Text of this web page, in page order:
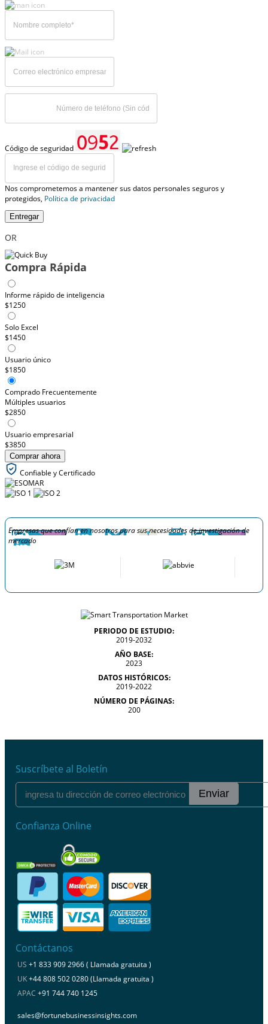
Código de seguridad
Nos comprometemos a mantener sus datos personales seguros y
protegidos, Política de privacidad
Entregar
OR
Compra Rápida
Informe rápido de inteligencia
$1250
Solo Excel
$1450
Usuario único
$1850
Comprado Frecuentemente
Múltiples usuarios
$2850
Usuario empresarial
$3850
Comprar ahora
Confiable y Certificado
Empresas que confían en nosotros para sus necesidades de investigación de
mercado
PERIODO DE ESTUDIO:
2019-2032
AÑO BASE:
2023
DATOS HISTÓRICOS:
2019-2022
NÚMERO DE PÁGINAS:
200
Suscríbete al Boletín
Enviar
Confianza Online
Contáctanos
US +1 833 909 2966 ( Llamada gratuita )
UK+44 808 502 0280 (Llamada gratuita )
APAC +91 744 740 1245
sales@fortunebusinessinsights.com